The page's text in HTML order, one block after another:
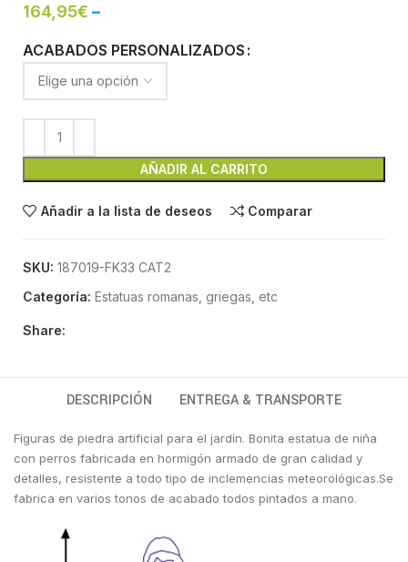
164,95€ –
ACABADOS PERSONALIZADOS
AÑADIR AL CARRITO
Añadir a la lista de deseos Comparar
SKU: 187019-FK33 CAT2
Categoría: Estatuas romanas, griegas, etc
Share:
DESCRIPCIÓN ENTREGA & TRANSPORTE
Figuras de piedra artificial para el jardín. Bonita estatua de niña
con perros fabricada en hormigón armado de gran calidad y
detalles, resistente a todo tipo de inclemencias meteorológicas.Se
fabrica en varios tonos de acabado todos pintados a mano.